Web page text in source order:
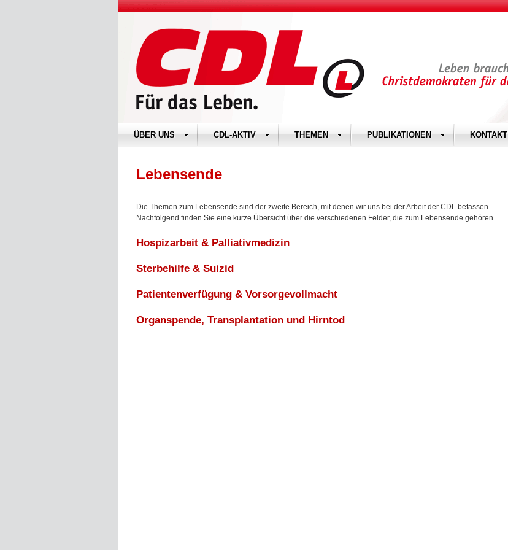
ÜBER UNS CDL-AKTIV THEMEN PUBLIKATIONEN KONTAKT
Lebensende
Die Themen zum Lebensende sind der zweite Bereich, mit denen wir uns bei der Arbeit der CDL befassen.
Nachfolgend finden Sie eine kurze Übersicht über die verschiedenen Felder, die zum Lebensende gehören.
Hospizarbeit & Palliativmedizin
Sterbehilfe & Suizid
Patientenverfügung & Vorsorgevollmacht
Organspende, Transplantation und Hirntod